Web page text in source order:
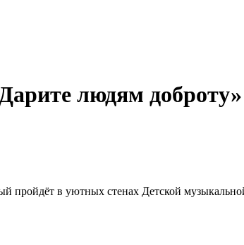
людям доброту»
пройдёт в уютных стенах Детской